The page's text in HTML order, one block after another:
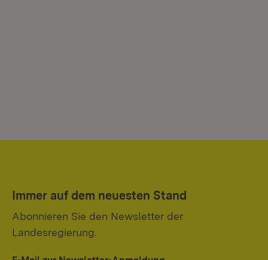
Immer auf dem neuesten Stand
Abonnieren Sie den Newsletter der
Landesregierung.